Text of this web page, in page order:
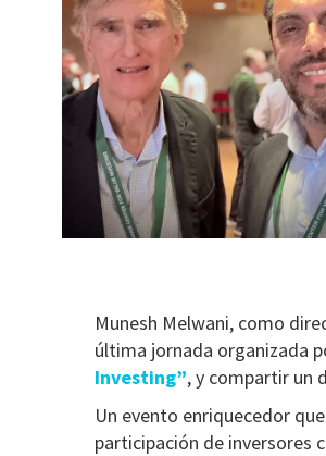
Munesh Melwani, como
última jornada organizada
Investing”, y compartir un
Un evento enriquecedor
participación de inversores